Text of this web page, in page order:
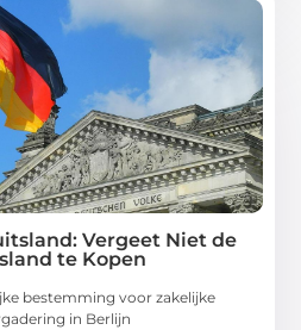
Vergeet Niet de
te Kopen
bestemming voor zakelijke
in Berlijn